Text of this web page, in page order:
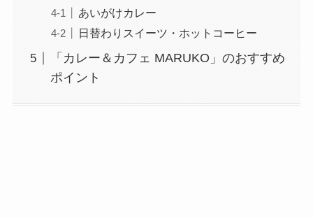
あいがけカレー
日替わりスイーツ・ホットコーヒー
「カレー＆カフェ MARUKO」のおすすめ
ポイント